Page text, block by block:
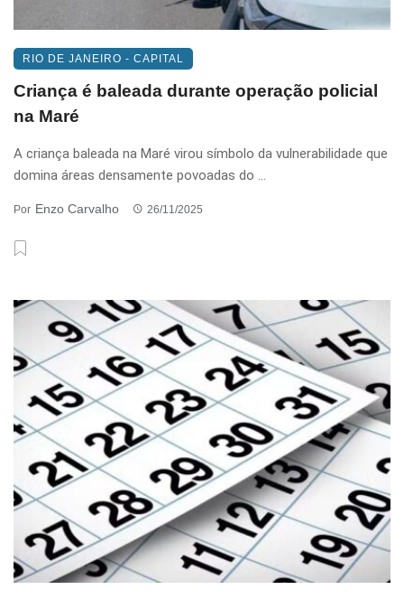
RIO DE JANEIRO - CAPITAL
Criança é baleada durante operação policial
na Maré
A criança baleada na Maré virou símbolo da vulnerabilidade que
domina áreas densamente povoadas do ...
Por Enzo Carvalho 26/11/2025